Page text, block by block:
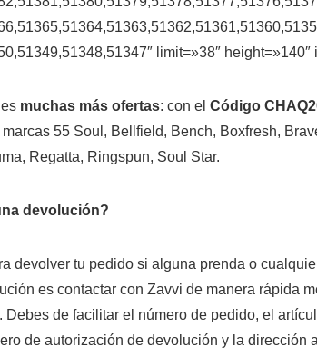
limit=»38″ height=»140″
muchas más ofertas: con el Código
55 Soul, Bellfield, Bench, Boxfresh,
Regatta, Ringspun, Soul Star.
devolución?
devolver tu pedido si alguna prenda o
es contactar con Zavvi de manera rápida
Debes de facilitar el número de pedido, el
de autorización de devolución y la dirección